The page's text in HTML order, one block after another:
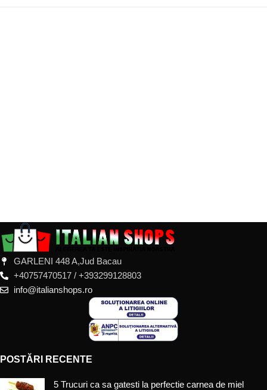
GARLENI 448 A,Jud Bacau
+40757470517 / +393299128803
info@italianshops.ro
POSTĂRI RECENTE
5 Trucuri ca sa gatesti la perfectie carnea de miel